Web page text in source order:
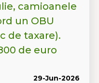
camioanele
un OBU
de taxare).
de euro
29-Jun-2026